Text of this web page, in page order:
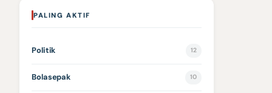
PALING AKTIF
Politik 12
Bolasepak 10